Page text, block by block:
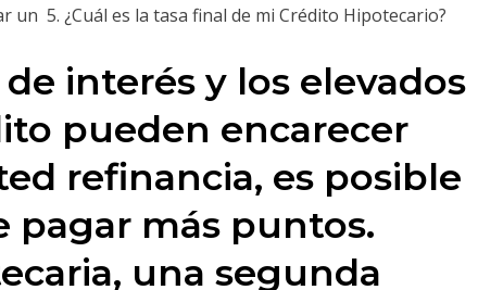
un 5. ¿Cuál es la tasa final de mi Crédito Hipotecario?
de interés y los elevados
pueden encarecer
refinancia, es posible
pagar más puntos.
una segunda